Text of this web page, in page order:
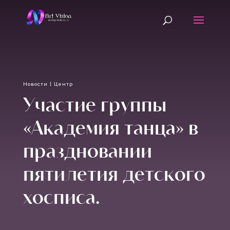
Новости | Центр
Участие группы
«Академия танца» в
праздновании
пятилетия детского
хосписа.